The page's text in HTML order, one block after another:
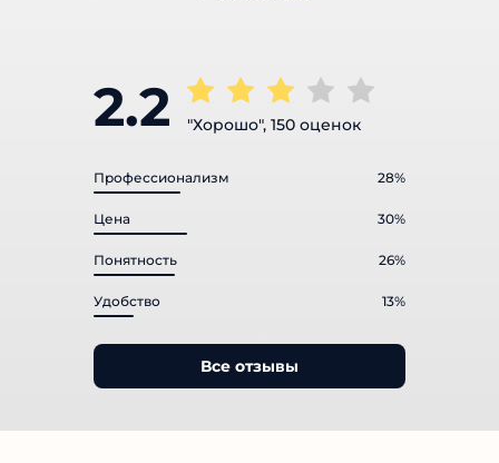
2.2 "Хорошо", 150 оценок
Профессионализм 28%
Цена 30%
Понятность 26%
Удобство 13%
Все отзывы